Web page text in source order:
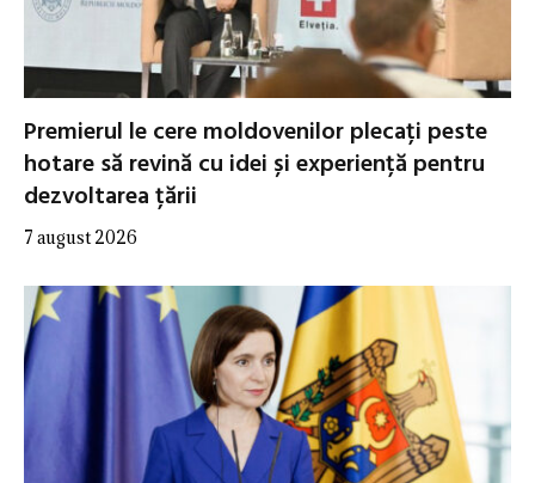
Premierul le cere moldovenilor plecați peste
hotare să revină cu idei și experiență pentru
dezvoltarea țării
7 august 2026